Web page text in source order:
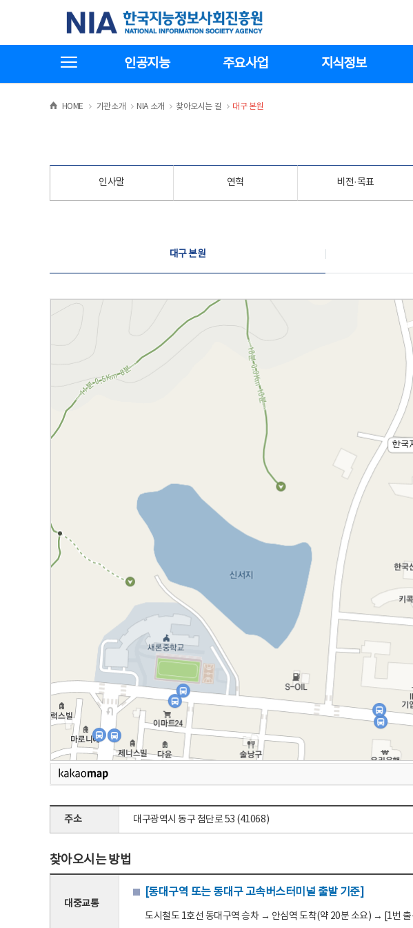
기
한국지능정보사회진흥원
인공지능 주요사업 지식정보
HOME >
기관소개 >NIA 소개 >
찾아오시는 길 >
대구 본원
인사말 연혁 비전·목표
대구 본원
주소 대구광역시 동구 첨단로 53 (41068)
찾아오시는 방법
대중교통
[동대구역 또는 동대구 고속버스터미널 출발 기준]
도시철도 1호선 동대구역 승차 → 안심역 도착(약 20분 소요) → [1번